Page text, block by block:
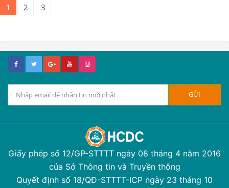
1 2 3
Giấy phép số 12/GP-STTTT ngày 08 tháng 4 năm 2016
của Sở Thông tin và Truyền thông
Quyết định số 18/QĐ-STTTT-ICP ngày 23 tháng 10